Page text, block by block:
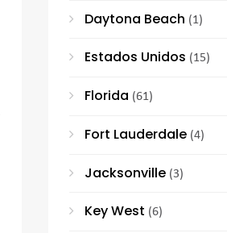
Daytona Beach (1)
Estados Unidos (15)
Florida (61)
Fort Lauderdale (4)
Jacksonville (3)
Key West (6)